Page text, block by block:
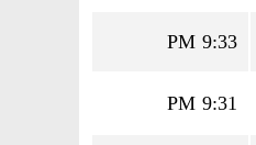
9:33 PM
9:31 PM